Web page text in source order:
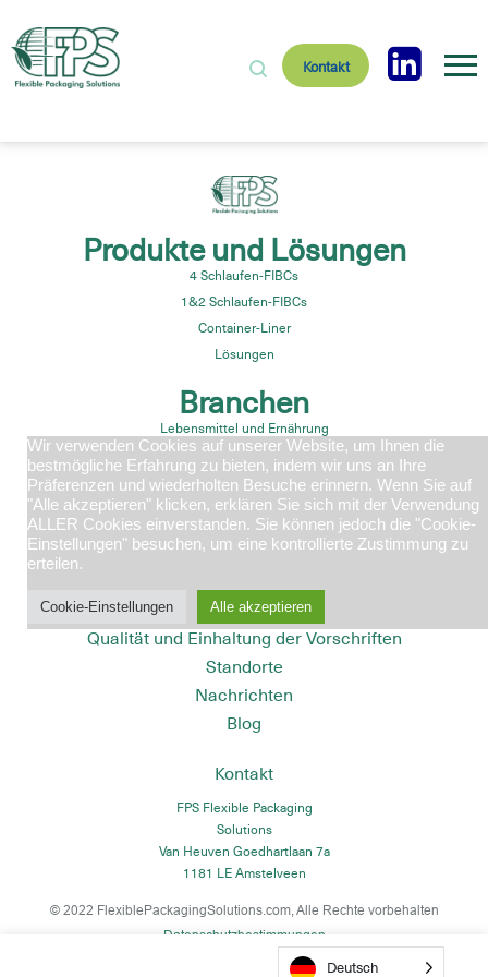
Kontakt
Produkte und Lösungen
4 Schlaufen-FIBCs
1&2 Schlaufen-FIBCs
Container-Liner
Lösungen
Branchen
Lebensmittel und Ernährung
Pharmazeutika
Bauaggregat
Abfallwirtschaft
Bergbau und Mineralien
Nachhaltige Verpackungen
Qualität und Einhaltung der Vorschriften
Standorte
Nachrichten
Blog
Kontakt
FPS Flexible Packaging
Solutions
Van Heuven Goedhartlaan 7a
1181 LE Amstelveen
© 2022 FlexiblePackagingSolutions.com, Alle Rechte vorbehalten
Datenschutzbestimmungen
Wir verwenden Cookies auf unserer Website, um Ihnen die
bestmögliche Erfahrung zu bieten, indem wir uns an Ihre
Präferenzen und wiederholten Besuche erinnern. Wenn Sie auf
"Alle akzeptieren" klicken, erklären Sie sich mit der Verwendung
ALLER Cookies einverstanden. Sie können jedoch die "Cookie-
Einstellungen" besuchen, um eine kontrollierte Zustimmung zu
erteilen.
Cookie-Einstellungen Alle akzeptieren
Deutsch